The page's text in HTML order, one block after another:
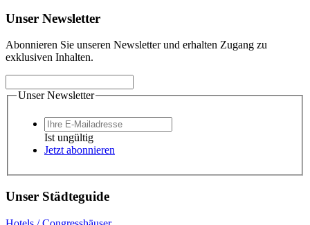
Unser Newsletter
Abonnieren Sie unseren Newsletter und erhalten Zugang zu
exklusiven Inhalten.
Unser Newsletter
Ist ungültig
Jetzt abonnieren
Unser Städteguide